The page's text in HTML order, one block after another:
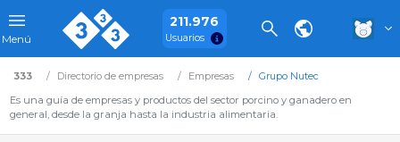
Menú
211.976
Usuarios
333 Directorio de empresas Empresas
Grupo Nutec
Es una guía de empresas y productos del sector porcino y ganadero en
general, desde la granja hasta la industria alimentaria.